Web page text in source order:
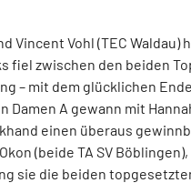
Vincent Vohl (TEC
fiel zwischen den beiden
– mit dem glücklichen
Damen A gewann mit
einen überaus
(beide TA SV
sie die beiden